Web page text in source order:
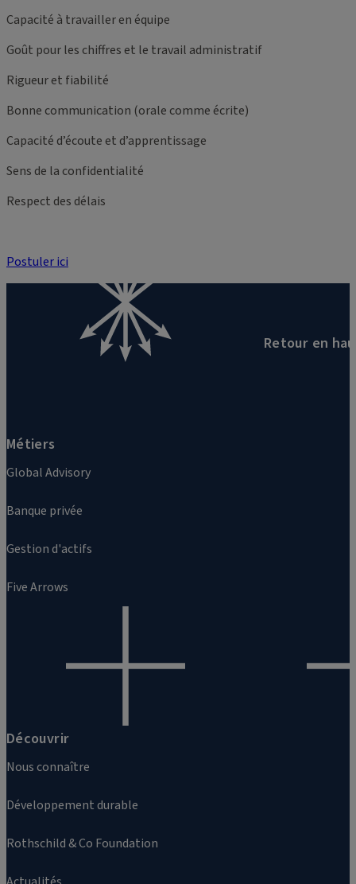
Capacité à travailler en équipe
Goût pour les chiffres et le travail administratif
Rigueur et fiabilité
Bonne communication (orale comme écrite)
Capacité d’écoute et d’apprentissage
Sens de la confidentialité
Respect des délais
Postuler ici
Métiers
Global Advisory
Banque privée
Gestion d'actifs
Five Arrows
Découvrir
Nous connaître
Développement durable
Rothschild & Co Foundation
Retour en